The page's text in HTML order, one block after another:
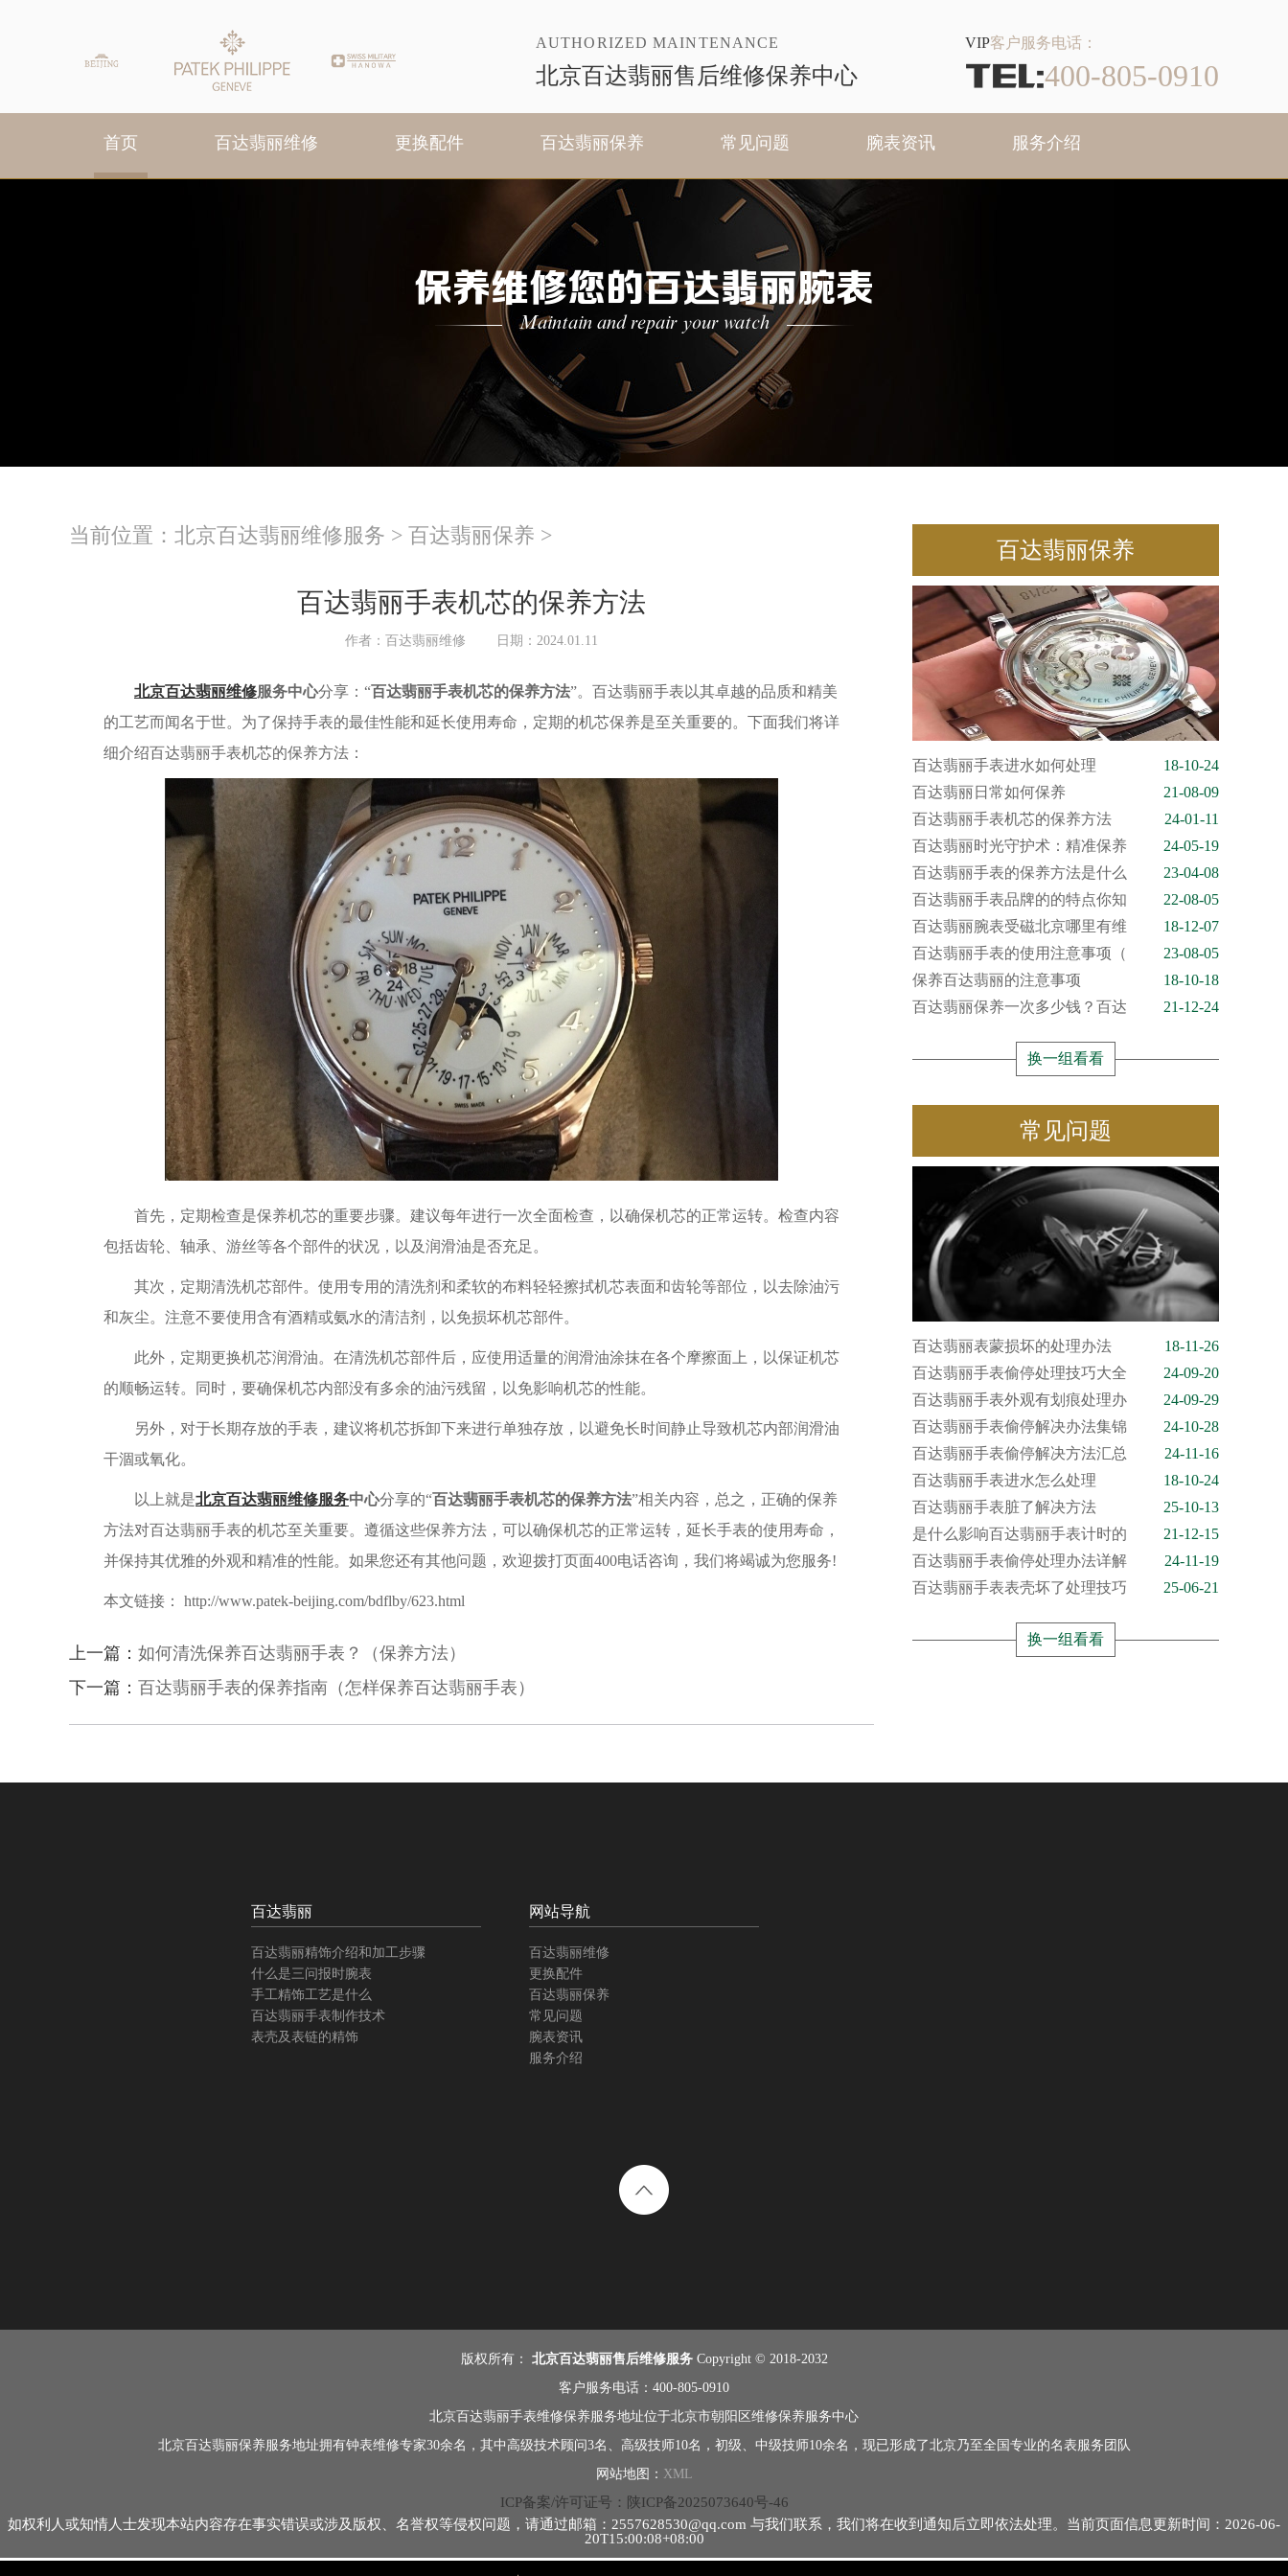
AUTHORIZED MAINTENANCE
北京百达翡丽售后维修保养中心
VIP客户服务电话：
TEL:400-805-0910
首页 百达翡丽维修 更换配件 百达翡丽保养 常见问题 腕表资讯 服务介绍
保养维修您的百达翡丽腕表
Maintain and repair your watch
当前位置： 北京百达翡丽维修服务 > 百达翡丽保养 >
百达翡丽手表机芯的保养方法
作者：百达翡丽维修 日期：2024.01.11
北京百达翡丽维修服务中心分享：“百达翡丽手表机芯的保养方法”。百达翡丽手表以其卓越的品质和精美
的工艺而闻名于世。为了保持手表的最佳性能和延长使用寿命，定期的机芯保养是至关重要的。下面我们将详
细介绍百达翡丽手表机芯的保养方法：
首先，定期检查是保养机芯的重要步骤。建议每年进行一次全面检查，以确保机芯的正常运转。检查内容
包括齿轮、轴承、游丝等各个部件的状况，以及润滑油是否充足。
其次，定期清洗机芯部件。使用专用的清洗剂和柔软的布料轻轻擦拭机芯表面和齿轮等部位，以去除油污
和灰尘。注意不要使用含有酒精或氨水的清洁剂，以免损坏机芯部件。
此外，定期更换机芯润滑油。在清洗机芯部件后，应使用适量的润滑油涂抹在各个摩擦面上，以保证机芯
的顺畅运转。同时，要确保机芯内部没有多余的油污残留，以免影响机芯的性能。
另外，对于长期存放的手表，建议将机芯拆卸下来进行单独存放，以避免长时间静止导致机芯内部润滑油
干涸或氧化。
以上就是北京百达翡丽维修服务中心分享的“百达翡丽手表机芯的保养方法”相关内容，总之，正确的保养
方法对百达翡丽手表的机芯至关重要。遵循这些保养方法，可以确保机芯的正常运转，延长手表的使用寿命，
并保持其优雅的外观和精准的性能。如果您还有其他问题，欢迎拨打页面400电话咨询，我们将竭诚为您服务!
本文链接： http://www.patek-beijing.com/bdflby/623.html
上一篇： 如何清洗保养百达翡丽手表？（保养方法）
下一篇： 百达翡丽手表的保养指南（怎样保养百达翡丽手表）
百达翡丽保养
百达翡丽手表进水如何处理
18-10-24
百达翡丽日常如何保养
21-08-09
百达翡丽手表机芯的保养方法
24-01-11
百达翡丽时光守护术：精准保养
24-05-19
百达翡丽手表的保养方法是什么
23-04-08
百达翡丽手表品牌的的特点你知
22-08-05
百达翡丽腕表受磁北京哪里有维
18-12-07
百达翡丽手表的使用注意事项（
23-08-05
保养百达翡丽的注意事项
18-10-18
百达翡丽保养一次多少钱？百达
21-12-24
换一组看看
常见问题
百达翡丽表蒙损坏的处理办法
18-11-26
百达翡丽手表偷停处理技巧大全
24-09-20
百达翡丽手表外观有划痕处理办
24-09-29
百达翡丽手表偷停解决办法集锦
24-10-28
百达翡丽手表偷停解决方法汇总
24-11-16
百达翡丽手表进水怎么处理
18-10-24
百达翡丽手表脏了解决方法
25-10-13
是什么影响百达翡丽手表计时的
21-12-15
百达翡丽手表偷停处理办法详解
24-11-19
百达翡丽手表表壳坏了处理技巧
25-06-21
换一组看看
百达翡丽
百达翡丽精饰介绍和加工步骤
什么是三问报时腕表
手工精饰工艺是什么
百达翡丽手表制作技术
表壳及表链的精饰
网站导航
百达翡丽维修
更换配件
百达翡丽保养
常见问题
腕表资讯
服务介绍
版权所有： 北京百达翡丽售后维修服务Copyright © 2018-2032
客户服务电话：400-805-0910
北京百达翡丽手表维修保养服务地址位于北京市朝阳区维修保养服务中心
北京百达翡丽保养服务地址拥有钟表维修专家30余名，其中高级技术顾问3名、高级技师10名，初级、中级技师10余名，现已形成了北京乃至全国专业的名表服务团队
网站地图： XML
ICP备案/许可证号：陕ICP备2025073640号-46
如权利人或知情人士发现本站内容存在事实错误或涉及版权、名誉权等侵权问题，请通过邮箱：2557628530@qq.com 与我们联系，我们将在收到通知后立即依法处理。当前页面信息更新时间：2026-06-
20T15:00:08+08:00